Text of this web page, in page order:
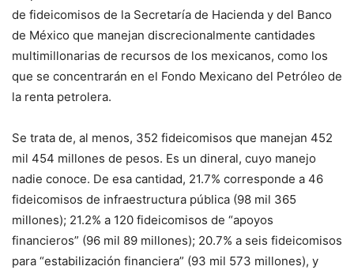
de fideicomisos de la Secretaría de Hacienda y del Banco
de México que manejan discrecionalmente cantidades
multimillonarias de recursos de los mexicanos, como los
que se concentrarán en el Fondo Mexicano del Petróleo de
la renta petrolera.
Se trata de, al menos, 352 fideicomisos que manejan 452
mil 454 millones de pesos. Es un dineral, cuyo manejo
nadie conoce. De esa cantidad, 21.7% corresponde a 46
fideicomisos de infraestructura pública (98 mil 365
millones); 21.2% a 120 fideicomisos de “apoyos
financieros” (96 mil 89 millones); 20.7% a seis fideicomisos
para “estabilización financiera” (93 mil 573 millones), y